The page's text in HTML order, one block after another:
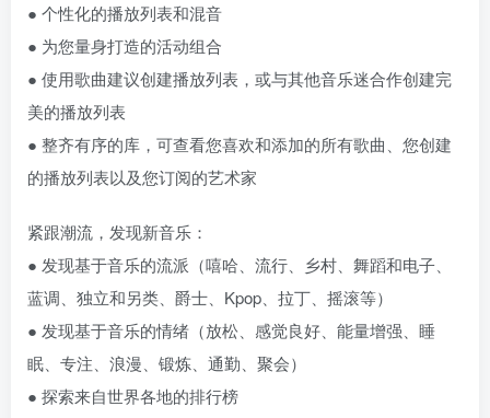
● 个性化的播放列表和混音
● 为您量身打造的活动组合
● 使用歌曲建议创建播放列表，或与其他音乐迷合作创建完
美的播放列表
● 整齐有序的库，可查看您喜欢和添加的所有歌曲、您创建
的播放列表以及您订阅的艺术家
紧跟潮流，发现新音乐：
● 发现基于音乐的流派（嘻哈、流行、乡村、舞蹈和电子、
蓝调、独立和另类、爵士、Kpop、拉丁、摇滚等）
● 发现基于音乐的情绪（放松、感觉良好、能量增强、睡
眠、专注、浪漫、锻炼、通勤、聚会）
● 探索来自世界各地的排行榜